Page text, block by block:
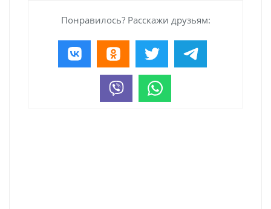
Понравилось? Расскажи друзьям: